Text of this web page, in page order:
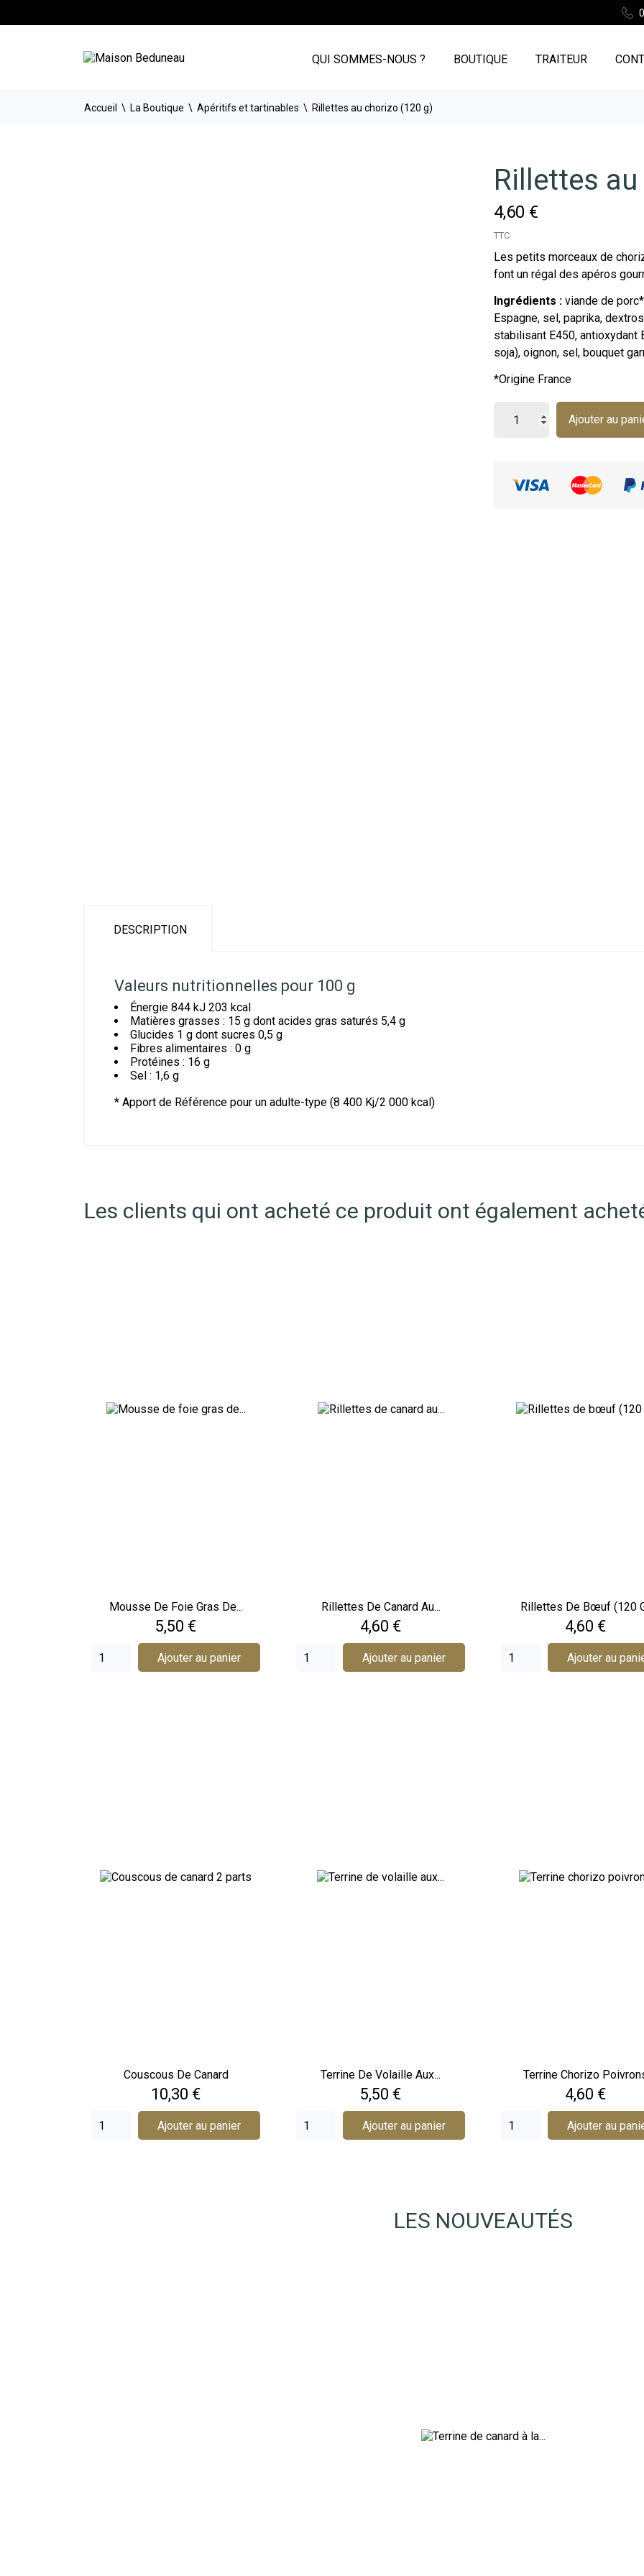
QUI SOMMES-NOUS ? BOUTIQUE TRAITEUR
Accueil La Boutique Apéritifs et tartinables Rillettes au chorizo (120 g)
Rillettes
4,60 €
TTC
Les petits morceaux de
font un régal des apéros
Ingrédients : viande de
Espagne, sel, paprika,
stabilisant E450, antioxydant
soja), oignon, sel, bouquet
*Origine France
Ajouter au
DESCRIPTION
Valeurs nutritionnelles pour 100 g
Énergie 844 kJ 203 kcal
Matières grasses : 15 g dont acides gras saturés 5,4 g
Glucides 1 g dont sucres 0,5 g
Fibres alimentaires : 0 g
Protéines : 16 g
Sel : 1,6 g
* Apport de Référence pour un adulte-type (8 400 Kj/2 000 kcal)
Les clients qui ont acheté ce produit ont également
Mousse De Foie Gras De...
Prix
5,50 €
Ajouter au panier
Rillettes De Canard Au...
Prix
4,60 €
Ajouter au panier
Rillettes De Bœuf (120
Prix
4,60 €
Ajouter au
Couscous De Canard
Prix
10,30 €
Ajouter au panier
Terrine De Volaille Aux...
Prix
5,50 €
Ajouter au panier
Terrine Chorizo
Prix
4,60 €
Ajouter au
LES NOUVEAUTÉS